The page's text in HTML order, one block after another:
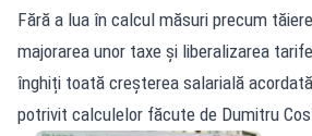
Fără a lua în calcul măsuri precum
majorarea unor taxe și liberalizarea
înghiți toată creșterea salarială
potrivit calculelor făcute de Dumitru